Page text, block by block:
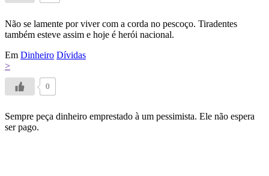
Não se lamente por viver com a corda no pescoço. Tiradentes
também esteve assim e hoje é herói nacional.
Em Dinheiro Dívidas
>
0
Sempre peça dinheiro emprestado à um pessimista. Ele não espera
ser pago.